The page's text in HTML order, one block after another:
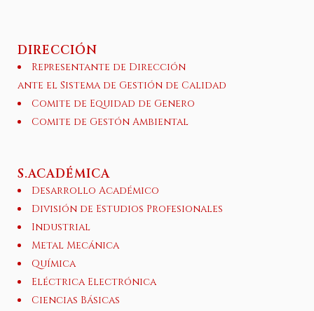
DIRECCIÓN
Representante de Dirección
ante el Sistema de Gestión de Calidad
Comite de Equidad de Genero
Comite de Gestón Ambiental
S.ACADÉMICA
Desarrollo Académico
División de Estudios Profesionales
Industrial
Metal Mecánica
Química
Eléctrica Electrónica
Ciencias Básicas